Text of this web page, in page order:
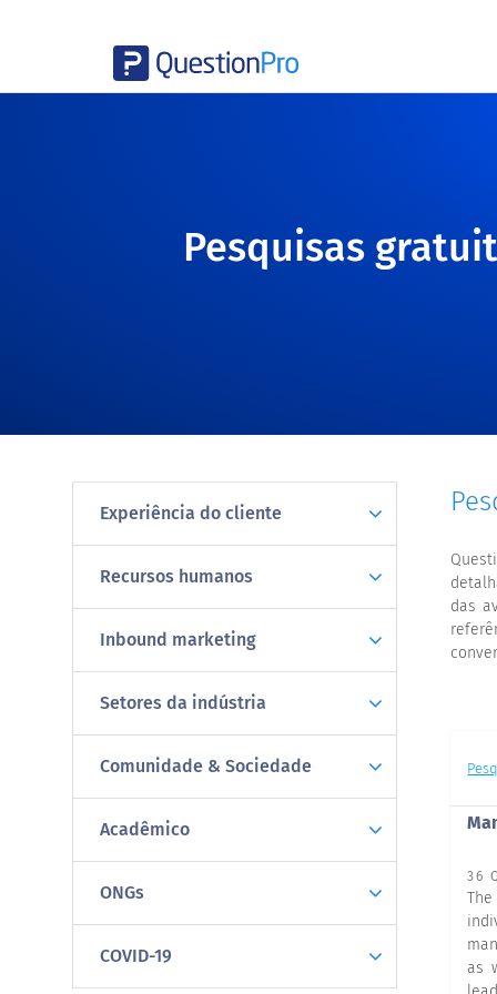
Pesquisas
Experiência do cliente
Recursos humanos
Inbound marketing
Setores da indústria
Comunidade & Sociedade
Acadêmico
ONGs
COVID-19
das
36
as